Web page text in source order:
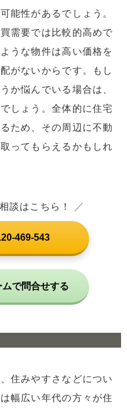
能性があるでしょう。
需要では比較的高めで
うな物件は高い価格を
がないからです。もし
か悩んでいる場合は、
しょう。全体的に住宅
ため、その周辺に不動
ってもらえるかもしれ
談はこちら！ ／
469-543
ムで問合せする
住みやすさなどについ
幅広い年代の方々が住